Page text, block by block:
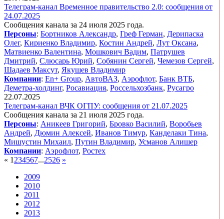
Телеграм-канал Временное правительство 2.0: сообщения от
24.07.2025
Сообщения канала за 24 июля 2025 года.
Персоны: Бортников Александр, Греф Герман, Дерипаска
Олег, Кириенко Владимир, Костин Андрей, Лут Оксана,
Матвиенко Валентина, Мошкович Вадим, Патрушев
Дмитрий, Слюсарь Юрий, Собянин Сергей, Чемезов Сергей,
Шадаев Максут, Якушев Владимир
Компании: En+ Group, АвтоВАЗ, Аэрофлот, Банк ВТБ,
Деметра-холдинг, Росавиация, Россельхозбанк, Русагро
22.07.2025
Телеграм-канал ВЧК ОГПУ: сообщения от 21.07.2025
Сообщения канала за 21 июля 2025 года.
Персоны: Аникеев Григорий, Бровко Василий, Воробьев
Андрей, Дюмин Алексей, Иванов Тимур, Канделаки Тина,
Мишустин Михаил, Путин Владимир, Усманов Алишер
Компании: Аэрофлот, Ростех
« 1 234567...2526 »
2009
2010
2011
2012
2013